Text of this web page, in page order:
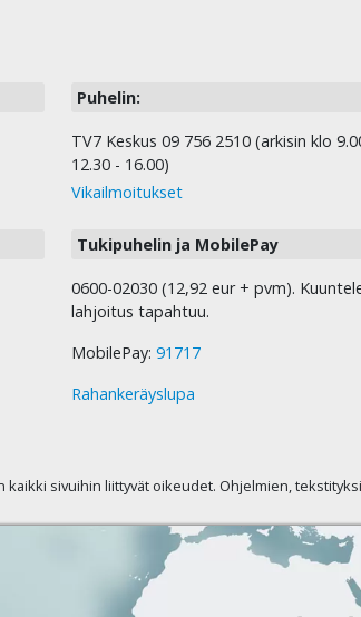
Puhelin:
TV7 Keskus 09 756 2510 (arkisin klo
12.30 - 16.00)
Vikailmoitukset
Tukipuhelin ja MobilePay
0600-02030 (12,92 eur + pvm).
lahjoitus tapahtuu.
MobilePay: 91717
Rahankeräyslupa
kaikki sivuihin liittyvät oikeudet. Ohjelmien,